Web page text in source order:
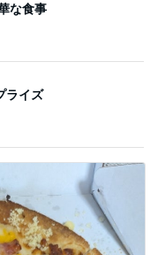
な食事
ライズ